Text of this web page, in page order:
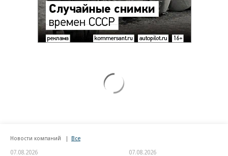
Зеленский неожиданно высказался о
возвращении Крыма
Заставим раскаяться: союзник России
дал грозное обещание